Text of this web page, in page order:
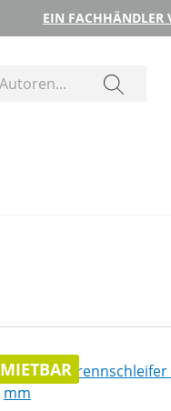
EIN FACHHÄNDLER
MIETBAR